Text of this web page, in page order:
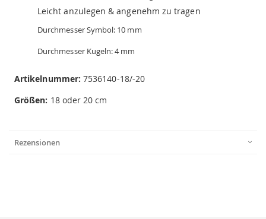
Leicht anzulegen & angenehm zu tragen
Durchmesser Symbol: 10 mm
Durchmesser Kugeln: 4 mm
Artikelnummer:7536140-18/-20
Größen: 18 oder 20 cm
Rezensionen